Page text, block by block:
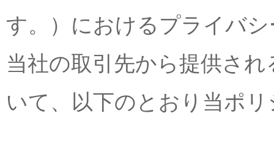
す。）におけるプライバ
当社の取引先から提供さ
いて、以下のとおり当ポ